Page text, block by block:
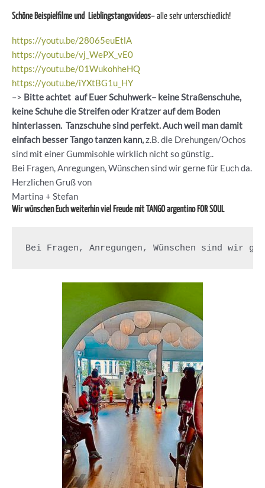
Schöne Beispielfilme und Lieblingstangovideos– alle sehr unterschiedlich!
https://youtu.be/28065euEtlA
https://youtu.be/vj_WePX_vE0
https://youtu.be/01WukohheHQ
https://youtu.be/iYXtBG1u_HY
–> Bitte achtet auf Euer Schuhwerk– keine Straßenschuhe,
keine Schuhe die Streifen oder Kratzer auf dem Boden
hinterlassen. Tanzschuhe sind perfekt. Auch weil man damit
einfach besser Tango tanzen kann,z.B. die Drehungen/Ochos
sind mit einer Gummisohle wirklich nicht so günstig..
Bei Fragen, Anregungen, Wünschen sind wir gerne für Euch da.
Herzlichen Gruß von
Martina + Stefan
Wir wünschen Euch weiterhin viel Freude mit TANGO argentino FOR SOUL
Bei Fragen, Anregungen, Wünschen sind wir